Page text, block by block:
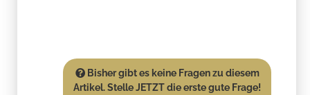
Bisher gibt es keine Fragen zu diesem
Artikel. Stelle JETZT die erste gute Frage!